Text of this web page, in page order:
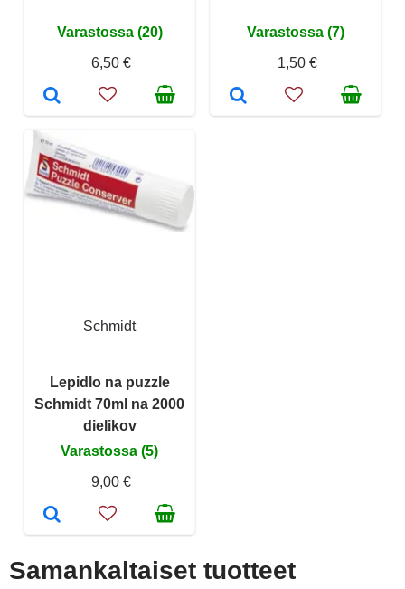
Varastossa (20)
6,50 €
Varastossa (7)
1,50 €
Schmidt
Lepidlo na puzzle
Schmidt 70ml na 2000
dielikov
Varastossa (5)
9,00 €
Samankaltaiset tuotteet